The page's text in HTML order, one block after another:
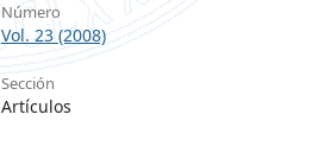
Número
Vol. 23 (2008)
Sección
Artículos